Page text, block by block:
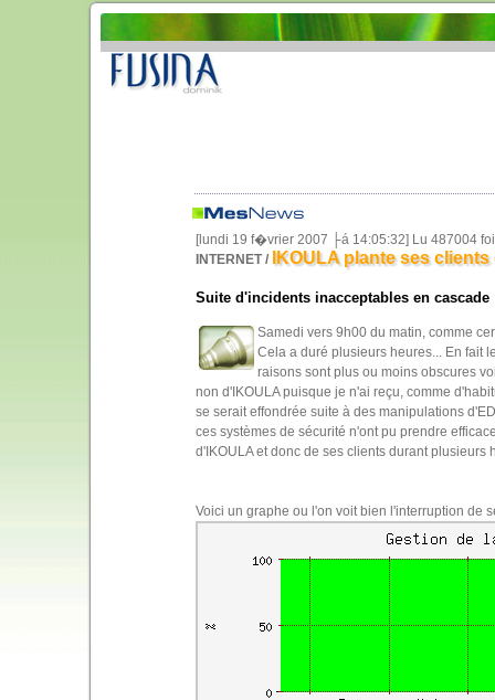
[lundi 19 f�vrier 2007 ├á 14:05:32] Lu 487004
INTERNET / IKOULA plante ses clients
Suite d'incidents inacceptables en cascade
Samedi vers 9h00 du matin, comme
Cela a duré plusieurs heures... En fait
raisons sont plus ou moins obscures
non d'IKOULA puisque je n'ai reçu, comme
se serait effondrée suite à des manipulations
ces systèmes de sécurité n'ont pu prendre
d'IKOULA et donc de ses clients durant plusieurs
Voici un graphe ou l'on voit bien l'interruption de